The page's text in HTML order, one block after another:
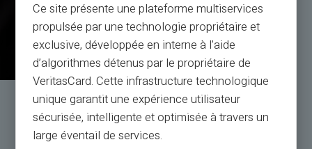
Serviço e suporte por
humanos reais, não por bots
Ce site présente une plateforme multiservices
propulsée par une technologie propriétaire et
exclusive, développée en interne à l’aide
d’algorithmes détenus par le propriétaire de
VeritasCard. Cette infrastructure technologique
unique garantit une expérience utilisateur
sécurisée, intelligente et optimisée à travers un
large éventail de services.